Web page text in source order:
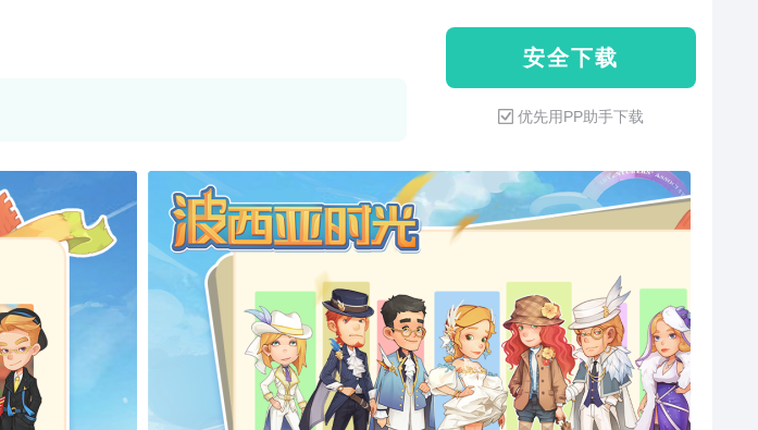
安 全 下 载
优先用PP助手下载